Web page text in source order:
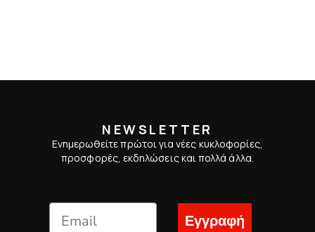
NEWSLETTER
Ενημερωθείτε πρώτοι για νέες κυκλοφορίες,
προσφορές, εκδηλώσεις και πολλά άλλα.
Εγγραφή